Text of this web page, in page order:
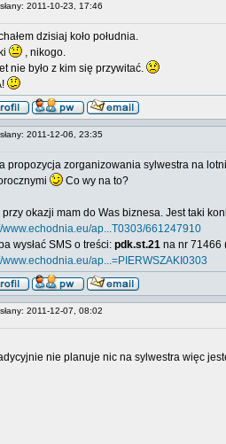
2011-10-23, 17:46
dzisiaj koło południa.
, nikogo.
nie było z kim się przywitać.
2011-12-06, 23:35
propozycja zorganizowania sylwestra na
Co wy na to?
przy okazji mam do Was biznesa. Jest taki
www.echodnia.eu/ap...T0303/661247910
wysłać SMS o treści: pdk.st.21 na nr 71466
www.echodnia.eu/ap...=PIERWSZAKI0303
2011-12-07, 08:02
nie planuje nic na sylwestra więc